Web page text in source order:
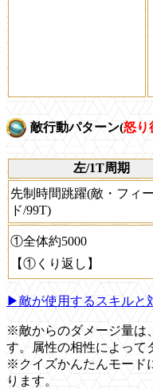
敵行動パターン(怒り
左/1T周期
先制時間跳躍(敵・フィ
ド/99T)
①全体約5000
【①くり返し】
▶敵が使用するスキルと
※敵からのダメージ量は
す。属性の相性によって
※クイズかんたんモード
ります。